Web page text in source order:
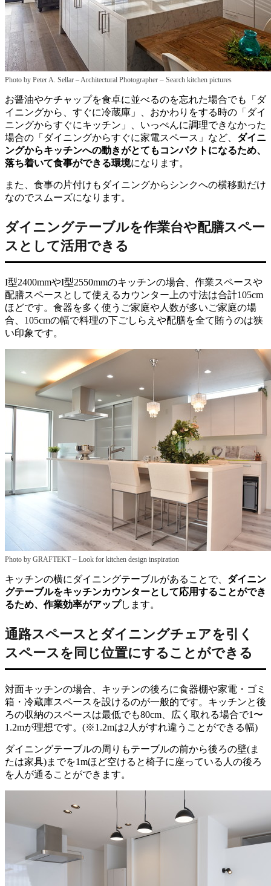
Photo by Peter A. Sellar – Architectural Photographer – Search kitchen pictures
お醤油やケチャップを食卓に並べるのを忘れた場合でも「ダ
イニングから、すぐに冷蔵庫」、おかわりをする時の「ダイ
ニングからすぐにキッチン」、いっぺんに調理できなかった
場合の「ダイニングからすぐに家電スペース」など、 ダイニ
ングからキッチンへの動きがとてもコンパクトになるため、
落ち着いて食事ができる環境になります。
また、食事の片付けもダイニングからシンクへの横移動だけ
なのでスムーズになります。
ダイニングテーブルを作業台や配膳スペー
スとして活用できる
I型2400mmやI型2550mmのキッチンの場合、作業スペースや
配膳スペースとして使えるカウンター上の寸法は合計105cm
ほどです。食器を多く使うご家庭や人数が多いご家庭の場
合、105cmの幅で料理の下ごしらえや配膳を全て賄うのは狭
い印象です。
Photo by GRAFTEKT– Look for kitchen design inspiration
キッチンの横にダイニングテーブルがあることで、 ダイニン
グテーブルをキッチンカウンターとして応用することができ
るため、作業効率がアップします。
通路スペースとダイニングチェアを引く
スペースを同じ位置にすることができる
対面キッチンの場合、キッチンの後ろに食器棚や家電・ゴミ
箱・冷蔵庫スペースを設けるのが一般的です。キッチンと後
ろの収納のスペースは最低でも80cm、広く取れる場合で1〜
1.2mが理想です。(※1.2mは2人がすれ違うことができる幅)
ダイニングテーブルの周りもテーブルの前から後ろの壁(ま
たは家具)までを1mほど空けると椅子に座っている人の後ろ
を人が通ることができます。